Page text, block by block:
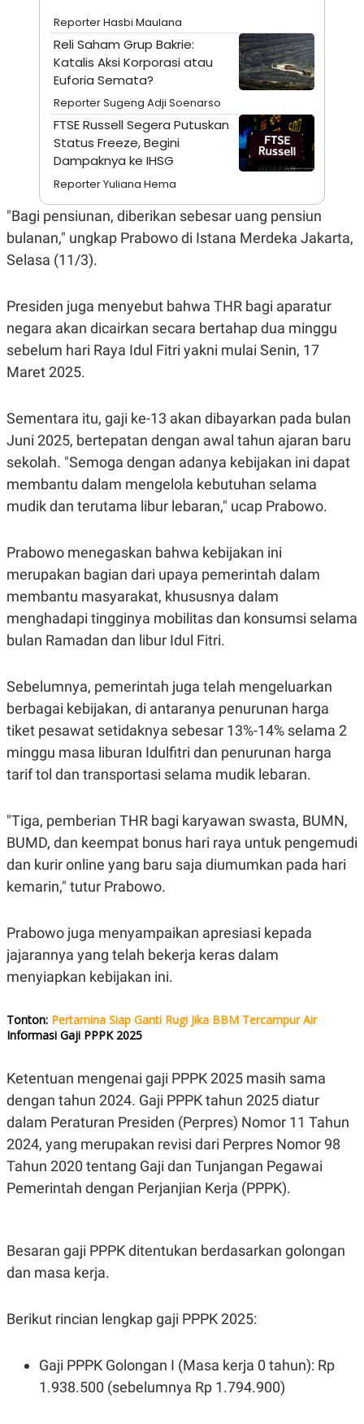
S
T
A
R
I
KANAL
P
U
S
A
A
A
I
M
A
G
K
O
N
T
V
L
I
P
S
JARINGAN
K
A
N
A
C
A
D
E
M
P
S
S
R
L
E
A
S
E
D
L
N
G
G
A
N
C
E
K
N
E
R
E
I
T
E
E
P
E
R
A
E
R
T
S
I
N
G
K
G
I
.
SITEMAPPROFILE TERM
USE
Reporter Hasbi Maulana
Reli Saham Grup Bakrie:
Katalis Aksi Korporasi atau
Euforia Semata?
Reporter Sugeng Adji Soenarso
FTSE Russell Segera Putuskan
Status Freeze, Begini
Dampaknya ke IHSG
Reporter Yuliana Hema
"Bagi pensiunan, diberikan sebesar uang pensiun
bulanan," ungkap Prabowo di Istana Merdeka Jakarta,
Selasa (11/3).
Presiden juga menyebut bahwa THR bagi aparatur
negara akan dicairkan secara bertahap dua minggu
sebelum hari Raya Idul Fitri yakni mulai Senin, 17
Maret 2025.
Sementara itu, gaji ke-13 akan dibayarkan pada bulan
Juni 2025, bertepatan dengan awal tahun ajaran baru
sekolah. "Semoga dengan adanya kebijakan ini dapat
membantu dalam mengelola kebutuhan selama
mudik dan terutama libur lebaran," ucap Prabowo.
Prabowo menegaskan bahwa kebijakan ini
merupakan bagian dari upaya pemerintah dalam
membantu masyarakat, khususnya dalam
menghadapi tingginya mobilitas dan konsumsi selama
bulan Ramadan dan libur Idul Fitri.
Sebelumnya, pemerintah juga telah mengeluarkan
berbagai kebijakan, di antaranya penurunan harga
tiket pesawat setidaknya sebesar 13%-14% selama 2
minggu masa liburan Idulfitri dan penurunan harga
tarif tol dan transportasi selama mudik lebaran.
"Tiga, pemberian THR bagi karyawan swasta, BUMN,
BUMD, dan keempat bonus hari raya untuk pengemudi
dan kurir online yang baru saja diumumkan pada hari
kemarin," tutur Prabowo.
Prabowo juga menyampaikan apresiasi kepada
jajarannya yang telah bekerja keras dalam
menyiapkan kebijakan ini.
Tonton: Pertamina Siap Ganti Rugi Jika BBM Tercampur Air
Informasi Gaji PPPK 2025
Ketentuan mengenai gaji PPPK 2025 masih sama
dengan tahun 2024. Gaji PPPK tahun 2025 diatur
dalam Peraturan Presiden (Perpres) Nomor 11 Tahun
2024, yang merupakan revisi dari Perpres Nomor 98
Tahun 2020 tentang Gaji dan Tunjangan Pegawai
Pemerintah dengan Perjanjian Kerja (PPPK).
Besaran gaji PPPK ditentukan berdasarkan golongan
dan masa kerja.
Berikut rincian lengkap gaji PPPK 2025:
Gaji PPPK Golongan I (Masa kerja 0 tahun): Rp
1.938.500 (sebelumnya Rp 1.794.900)